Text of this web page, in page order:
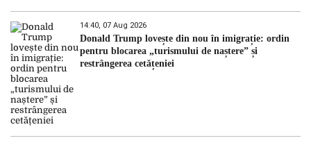
14:40, 07 Aug 2026
Donald Trump lovește din nou în imigrație: ordin
pentru blocarea „turismului de naștere” și
restrângerea cetățeniei